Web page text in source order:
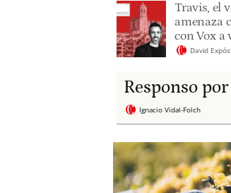
Travis, el
amenaza
con Vox a
David
Responso
Ignacio Vidal-Folch